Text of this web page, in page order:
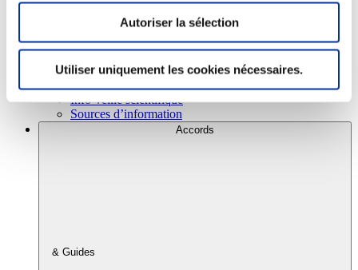
Autoriser la sélection
Utiliser uniquement les cookies nécessaires.
Consommation
Viandes et santé
Juste rémunération et attractivité des métiers
Info-veille scientifique
Sources d’information
Accords
& Guides